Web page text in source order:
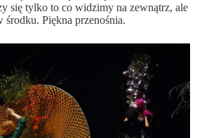
się tylko to co widzimy na zewnątrz, ale
środku. Piękna przenośnia.